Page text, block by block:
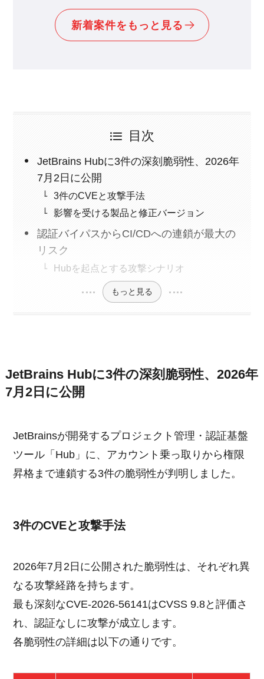
新着案件をもっと見る
目次
JetBrains Hubに3件の深刻脆弱性、2026年
7月2日に公開
3件のCVEと攻撃手法
影響を受ける製品と修正バージョン
認証バイパスからCI/CDへの連鎖が最大の
リスク
Hubを起点とする攻撃シナリオ
もっと見る
JetBrains Hubに3件の深刻脆弱性、2026年
7月2日に公開
JetBrainsが開発するプロジェクト管理・認証基盤
ツール「Hub」に、アカウント乗っ取りから権限
昇格まで連鎖する3件の脆弱性が判明しました。
3件のCVEと攻撃手法
2026年7月2日に公開された脆弱性は、それぞれ異
なる攻撃経路を持ちます。
最も深刻なCVE-2026-56141はCVSS 9.8と評価さ
れ、認証なしに攻撃が成立します。
各脆弱性の詳細は以下の通りです。